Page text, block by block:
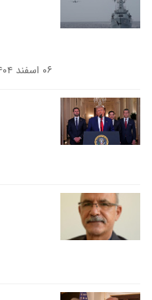
۰۶ اسفند ۱۴۰۴